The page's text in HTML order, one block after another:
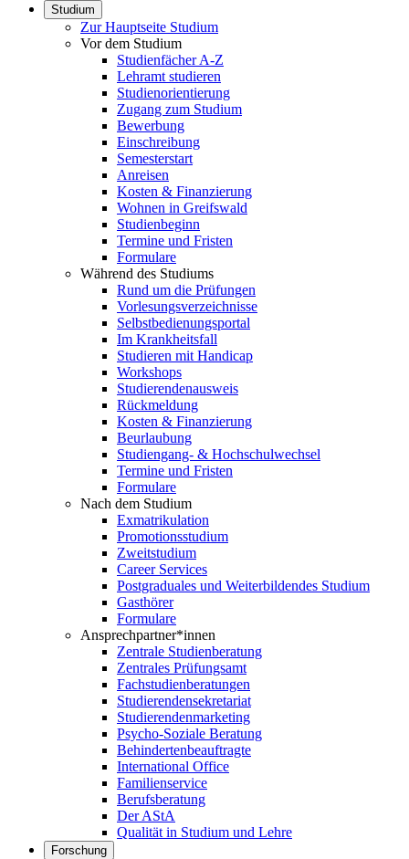
Studium
Zur Hauptseite Studium
Vor dem Studium
Studienfächer A-Z
Lehramt studieren
Studienorientierung
Zugang zum Studium
Bewerbung
Einschreibung
Semesterstart
Anreisen
Kosten & Finanzierung
Wohnen in Greifswald
Studienbeginn
Termine und Fristen
Formulare
Während des Studiums
Rund um die Prüfungen
Vorlesungsverzeichnisse
Selbstbedienungsportal
Im Krankheitsfall
Studieren mit Handicap
Workshops
Studierendenausweis
Rückmeldung
Kosten & Finanzierung
Beurlaubung
Studiengang- & Hochschulwechsel
Termine und Fristen
Formulare
Nach dem Studium
Exmatrikulation
Promotionsstudium
Zweitstudium
Career Services
Postgraduales und Weiterbildendes Studium
Gasthörer
Formulare
Ansprechpartner*innen
Zentrale Studienberatung
Zentrales Prüfungsamt
Fachstudienberatungen
Studierendensekretariat
Studierendenmarketing
Psycho-Soziale Beratung
Behindertenbeauftragte
International Office
Familienservice
Berufsberatung
Der AStA
Qualität in Studium und Lehre
Forschung